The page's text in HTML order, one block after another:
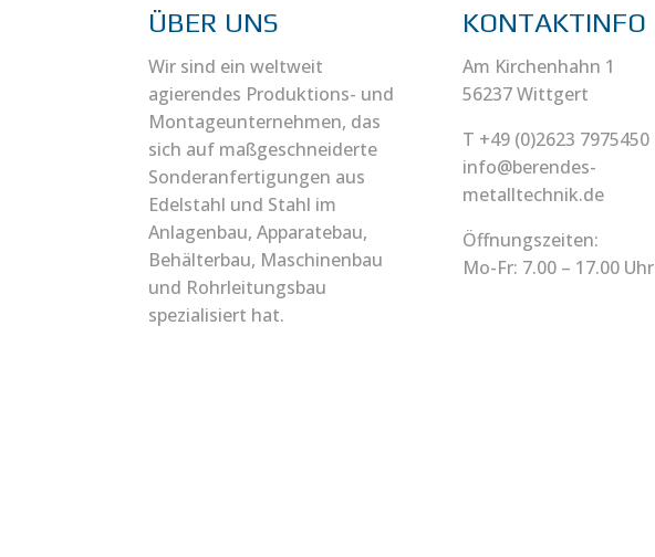
ÜBER UNS
Wir sind ein weltweit
agierendes Produktions- und
Montageunternehmen, das
sich auf maßgeschneiderte
Sonderanfertigungen aus
Edelstahl und Stahl im
Anlagenbau, Apparatebau,
Behälterbau, Maschinenbau
und Rohrleitungsbau
spezialisiert hat.
KONTAKTINFO
Am Kirchenhahn 1
56237 Wittgert
T +49 (0)2623 7975450
info@berendes-
metalltechnik.de
Öffnungszeiten:
Mo-Fr: 7.00 – 17.00 Uhr